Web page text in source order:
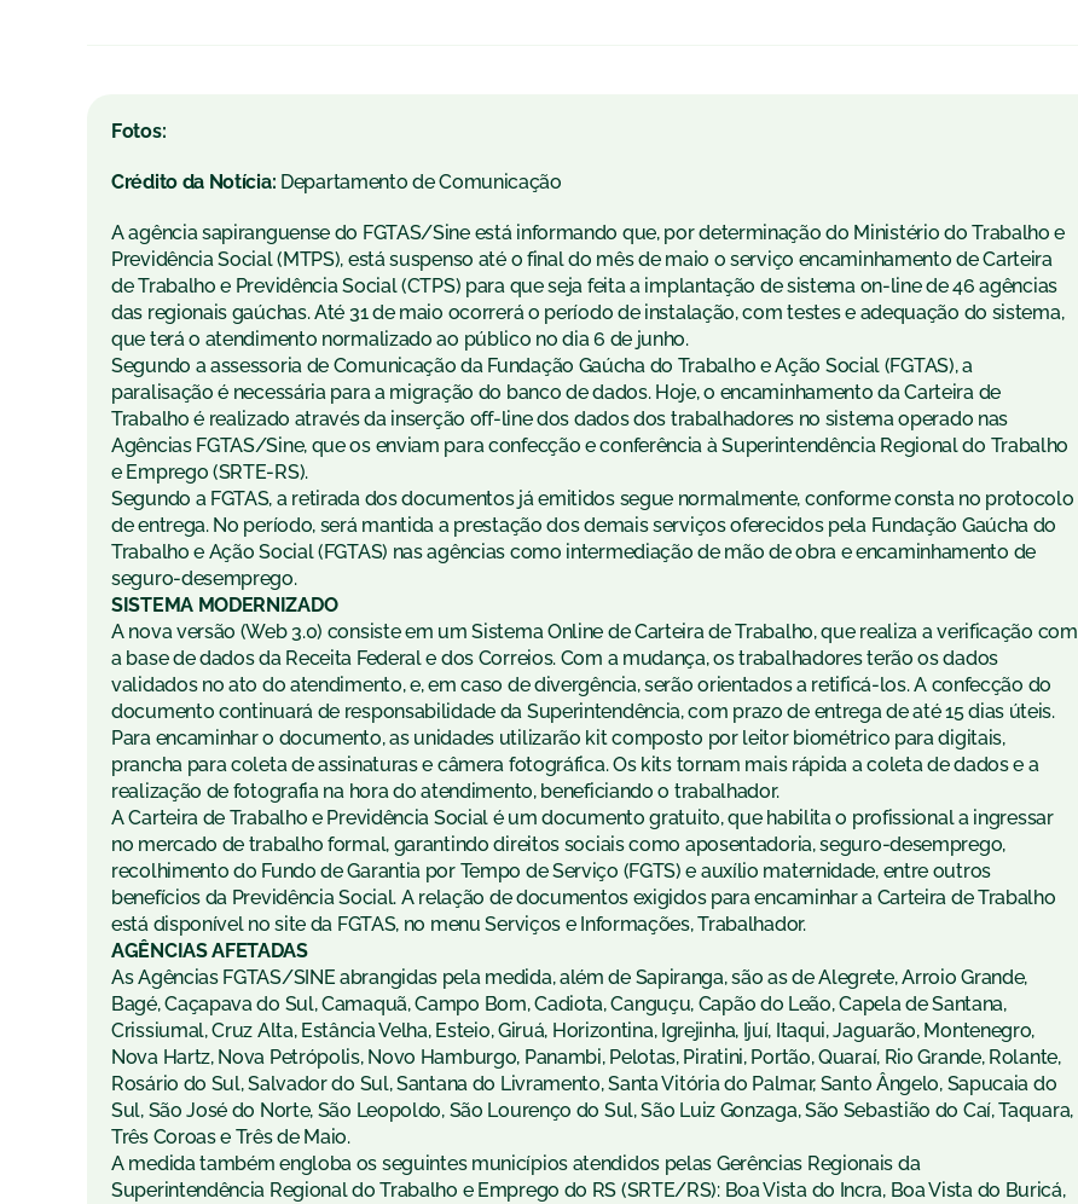
Fotos:
Crédito da Notícia: Departamento de Comunicação
A agência sapiranguense do FGTAS/Sine está informando que, por determinação do Ministério do Trabalho e
Previdência Social (MTPS), está suspenso até o final do mês de maio o serviço encaminhamento de Carteira
de Trabalho e Previdência Social (CTPS) para que seja feita a implantação de sistema on-line de 46 agências
das regionais gaúchas. Até 31 de maio ocorrerá o período de instalação, com testes e adequação do sistema,
que terá o atendimento normalizado ao público no dia 6 de junho.
Segundo a assessoria de Comunicação da Fundação Gaúcha do Trabalho e Ação Social (FGTAS), a
paralisação é necessária para a migração do banco de dados. Hoje, o encaminhamento da Carteira de
Trabalho é realizado através da inserção off-line dos dados dos trabalhadores no sistema operado nas
Agências FGTAS/Sine, que os enviam para confecção e conferência à Superintendência Regional do Trabalho
e Emprego (SRTE-RS).
Segundo a FGTAS, a retirada dos documentos já emitidos segue normalmente, conforme consta no protocolo
de entrega. No período, será mantida a prestação dos demais serviços oferecidos pela Fundação Gaúcha do
Trabalho e Ação Social (FGTAS) nas agências como intermediação de mão de obra e encaminhamento de
seguro-desemprego.
SISTEMA MODERNIZADO
A nova versão (Web 3.0) consiste em um Sistema Online de Carteira de Trabalho, que realiza a verificação com
a base de dados da Receita Federal e dos Correios. Com a mudança, os trabalhadores terão os dados
validados no ato do atendimento, e, em caso de divergência, serão orientados a retificá-los. A confecção do
documento continuará de responsabilidade da Superintendência, com prazo de entrega de até 15 dias úteis.
Para encaminhar o documento, as unidades utilizarão kit composto por leitor biométrico para digitais,
prancha para coleta de assinaturas e câmera fotográfica. Os kits tornam mais rápida a coleta de dados e a
realização de fotografia na hora do atendimento, beneficiando o trabalhador.
A Carteira de Trabalho e Previdência Social é um documento gratuito, que habilita o profissional a ingressar
no mercado de trabalho formal, garantindo direitos sociais como aposentadoria, seguro-desemprego,
recolhimento do Fundo de Garantia por Tempo de Serviço (FGTS) e auxílio maternidade, entre outros
benefícios da Previdência Social. A relação de documentos exigidos para encaminhar a Carteira de Trabalho
está disponível no site da FGTAS, no menu Serviços e Informações, Trabalhador.
AGÊNCIAS AFETADAS
As Agências FGTAS/SINE abrangidas pela medida, além de Sapiranga, são as de Alegrete, Arroio Grande,
Bagé, Caçapava do Sul, Camaquã, Campo Bom, Cadiota, Canguçu, Capão do Leão, Capela de Santana,
Crissiumal, Cruz Alta, Estância Velha, Esteio, Giruá, Horizontina, Igrejinha, Ijuí, Itaqui, Jaguarão, Montenegro,
Nova Hartz, Nova Petrópolis, Novo Hamburgo, Panambi, Pelotas, Piratini, Portão, Quaraí, Rio Grande, Rolante,
Rosário do Sul, Salvador do Sul, Santana do Livramento, Santa Vitória do Palmar, Santo Ângelo, Sapucaia do
Sul, São José do Norte, São Leopoldo, São Lourenço do Sul, São Luiz Gonzaga, São Sebastião do Caí, Taquara,
Três Coroas e Três de Maio.
A medida também engloba os seguintes municípios atendidos pelas Gerências Regionais da
Superintendência Regional do Trabalho e Emprego do RS (SRTE/RS): Boa Vista do Incra, Boa Vista do Buricá,